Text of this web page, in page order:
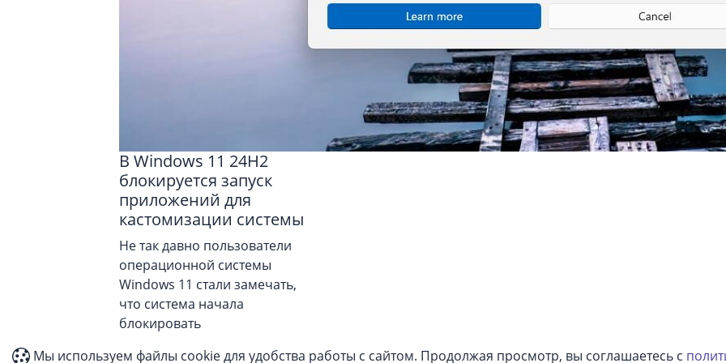
В Windows 11 24H2
блокируется запуск
приложений для
кастомизации системы
Не так давно пользователи
операционной системы
Windows 11 стали замечать,
что система начала
блокировать
Мы используем файлы cookie для удобства работы с сайтом. Продолжая просмотр, вы соглашаетесь с